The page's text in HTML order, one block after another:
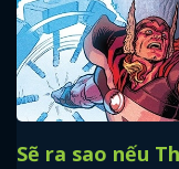
Sẽ ra sao nếu